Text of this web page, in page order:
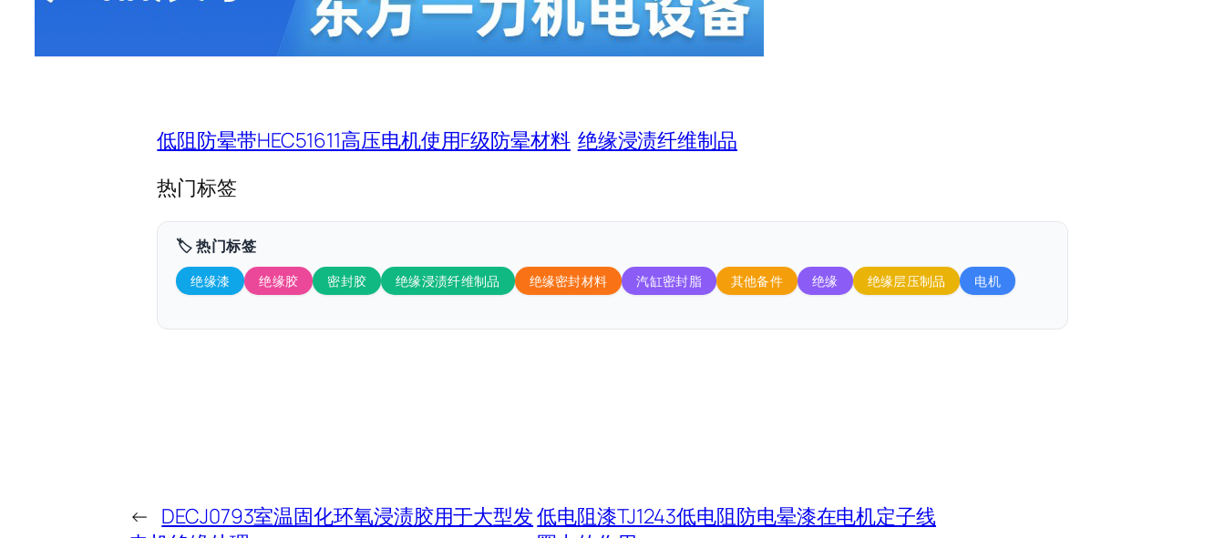
低阻防晕带HEC51611高压电机使用F级防晕材料 绝缘浸渍纤维制品
热门标签
🏷️ 热门标签
绝缘漆 绝缘胶 密封胶 绝缘浸渍纤维制品 绝缘密封材料 汽缸密封脂 其他备件 绝缘 绝缘层压制品 电机
← DECJ0793室温固化环氧浸渍胶用于大型发低电阻漆TJ1243低电阻防电晕漆在电机定子线